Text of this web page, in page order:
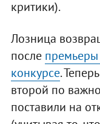
критики).
Лозница
после премьеры
конкурсе.
второй по
поставили на